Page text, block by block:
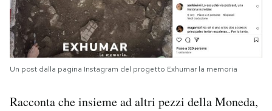
Un post dalla pagina Instagram del progetto Exhumar la memoria
Racconta che insieme ad altri pezzi della Moneda,